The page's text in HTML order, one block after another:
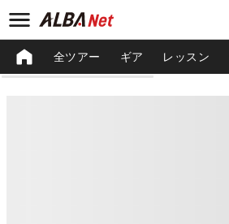
全ツアー ギア レッスン